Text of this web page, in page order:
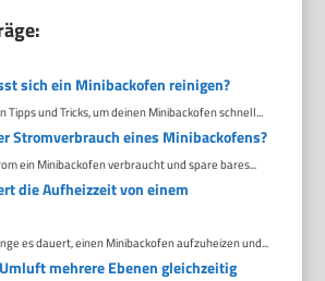
sich ein Minibackofen reinigen?
Tipps und Tricks, um deinen Minibackofen schnell...
Stromverbrauch eines Minibackofens?
ein Minibackofen verbraucht und spare bares...
die Aufheizzeit von einem
es dauert, einen Minibackofen aufzuheizen und...
mehrere Ebenen gleichzeitig